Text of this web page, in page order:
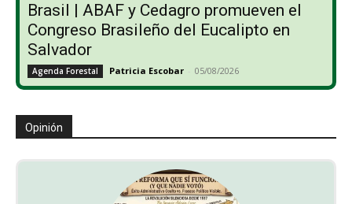
Brasil | ABAF y Cedagro promueven el
Congreso Brasileño del Eucalipto en
Salvador
Agenda Forestal Patricia Escobar - 05/08/2026
Opinión